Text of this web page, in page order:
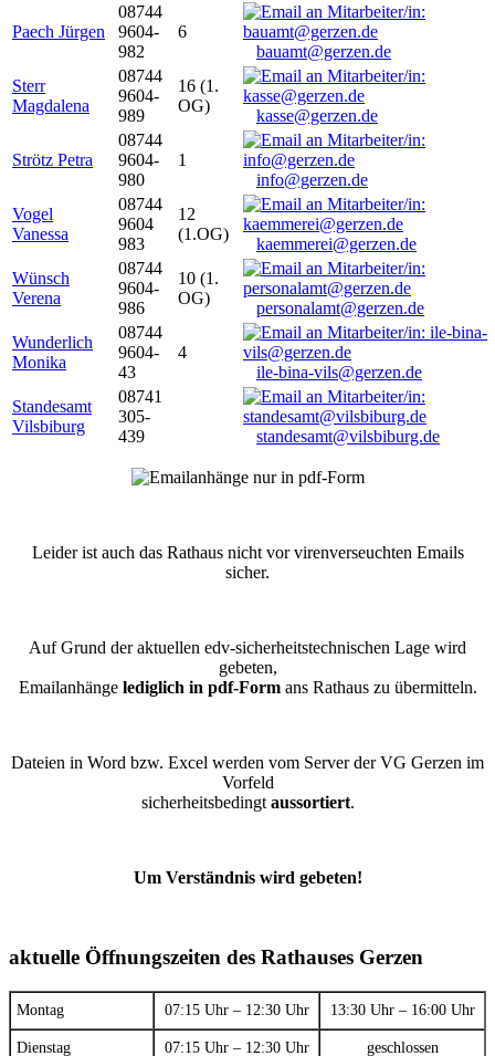
Paech Jürgen
08744
9604-
982
6
bauamt@gerzen.de
Sterr
Magdalena
08744
9604-
989
16 (1.
OG)
kasse@gerzen.de
Strötz Petra
08744
9604-
980
1
info@gerzen.de
Vogel
Vanessa
08744
9604
983
12
(1.OG)
kaemmerei@gerzen.de
Wünsch
Verena
08744
9604-
986
10 (1.
OG)
personalamt@gerzen.de
Wunderlich
Monika
08744
9604-
43
4
ile-bina-vils@gerzen.de
Standesamt
Vilsbiburg
08741
305-
439
standesamt@vilsbiburg.de
Leider ist auch das Rathaus nicht vor virenverseuchten Emails
sicher.
Auf Grund der aktuellen edv-sicherheitstechnischen Lage wird
gebeten,
Emailanhänge lediglich in pdf-Formans Rathaus zu übermitteln.
Dateien in Word bzw. Excel werden vom Server der VG Gerzen im
Vorfeld
sicherheitsbedingt aussortiert.
Um Verständnis wird gebeten!
aktuelle Öffnungszeiten des Rathauses Gerzen
Montag 07:15 Uhr – 12:30 Uhr 13:30 Uhr – 16:00 Uhr
Dienstag 07:15 Uhr – 12:30 Uhr geschlossen